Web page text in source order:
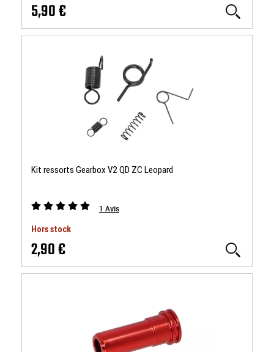
5,90 €
Kit ressorts Gearbox V2 QD ZC Leopard
1 Avis
Hors stock
2,90 €